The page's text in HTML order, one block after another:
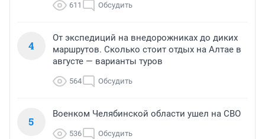
611 Обсудить
4
От экспедиций на внедорожниках до диких
маршрутов. Сколько стоит отдых на Алтае в
августе — варианты туров
564 Обсудить
5
Военком Челябинской области ушел на СВО
536 Обсудить